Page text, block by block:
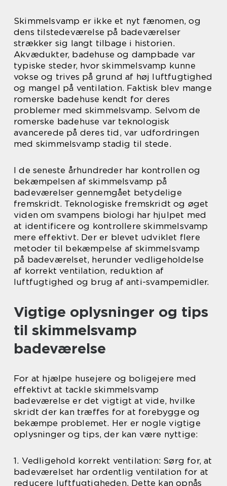
Skimmelsvamp er ikke et nyt fænomen, og
dens tilstedeværelse på badeværelser
strækker sig langt tilbage i historien.
Akvædukter, badehuse og dampbade var
typiske steder, hvor skimmelsvamp kunne
vokse og trives på grund af høj luftfugtighed
og mangel på ventilation. Faktisk blev mange
romerske badehuse kendt for deres
problemer med skimmelsvamp. Selvom de
romerske badehuse var teknologisk
avancerede på deres tid, var udfordringen
med skimmelsvamp stadig til stede.
I de seneste århundreder har kontrollen og
bekæmpelsen af skimmelsvamp på
badeværelser gennemgået betydelige
fremskridt. Teknologiske fremskridt og øget
viden om svampens biologi har hjulpet med
at identificere og kontrollere skimmelsvamp
mere effektivt. Der er blevet udviklet flere
metoder til bekæmpelse af skimmelsvamp
på badeværelset, herunder vedligeholdelse
af korrekt ventilation, reduktion af
luftfugtighed og brug af anti-svampemidler.
Vigtige oplysninger og tips
til skimmelsvamp
badeværelse
For at hjælpe husejere og boligejere med
effektivt at tackle skimmelsvamp
badeværelse er det vigtigt at vide, hvilke
skridt der kan træffes for at forebygge og
bekæmpe problemet. Her er nogle vigtige
oplysninger og tips, der kan være nyttige:
1. Vedligehold korrekt ventilation: Sørg for, at
badeværelset har ordentlig ventilation for at
reducere luftfugtigheden. Dette kan opnås